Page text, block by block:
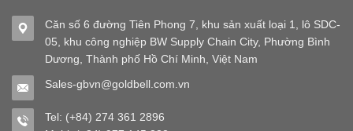
Căn số 6 đường Tiên Phong 7, khu sản xuất loại 1, lô SDC-
05, khu công nghiệp BW Supply Chain City, Phường Bình
Dương, Thành phố Hồ Chí Minh, Việt Nam
Sales-gbvn@goldbell.com.vn
Tel: (+84) 274 361 2896